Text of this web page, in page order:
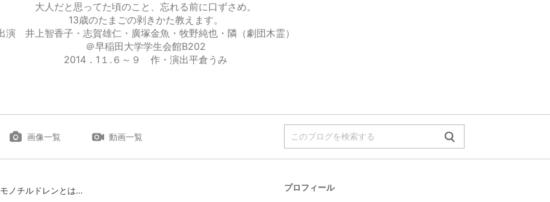
大人だと思ってた頃のこと、忘れる前に口ずさめ。
13歳のたまごの剥きかた教えます。
演 井上智香子・志賀雄仁・廣塚金魚・牧野純也・隣（劇団木霊）
＠早稲田大学学生会館B202
2014．1１.６～９ 作・演出平倉うみ
画像一覧 動画一覧
ノチルドレンとは… プロフィール